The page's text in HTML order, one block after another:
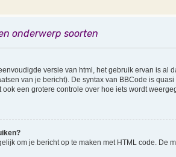
onderwerp soorten
versie van html, het gebruik ervan is al
van je bericht). De syntax van BBCode is
ook een grotere controle over hoe iets wordt
om je bericht op te maken met HTML code.